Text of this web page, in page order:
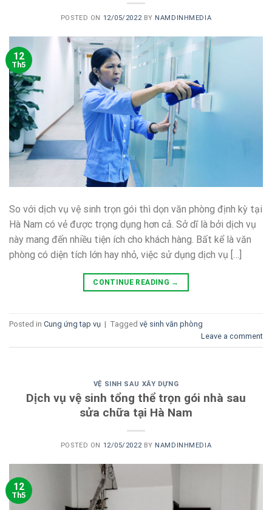
POSTED ON 12/05/2022 BY NAMDINHMEDIA
12
Th5
So với dịch vụ vệ sinh trọn gói thì dọn văn phòng định kỳ tại
Hà Nam có vẻ được trọng dụng hơn cả. Sở dĩ là bởi dịch vụ
này mang đến nhiều tiện ích cho khách hàng. Bất kể là văn
phòng có diện tích lớn hay nhỏ, việc sử dụng dịch vụ […]
CONTINUE READING →
Posted in Cung ứng tạp vụ | Tagged vệ sinh văn phòng
Leave a comment
VỆ SINH SAU XÂY DỰNG
Dịch vụ vệ sinh tổng thể trọn gói nhà sau
sửa chữa tại Hà Nam
POSTED ON 12/05/2022 BY NAMDINHMEDIA
12
Th5